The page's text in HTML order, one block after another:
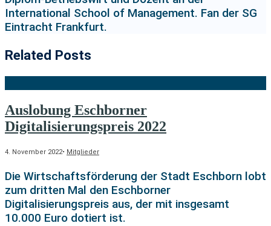
International School of Management. Fan der SG
Eintracht Frankfurt.
Related Posts
Auslobung Eschborner
Digitalisierungspreis 2022
4. November 2022• Mitglieder
Die Wirtschaftsförderung der Stadt Eschborn lobt
zum dritten Mal den Eschborner
Digitalisierungspreis aus, der mit insgesamt
10.000 Euro dotiert ist.